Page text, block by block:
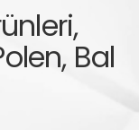
Bal